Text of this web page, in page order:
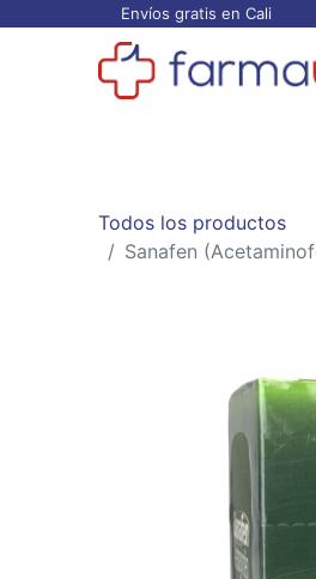
Envíos gratis en Cali
Todos los productos
Sanafen